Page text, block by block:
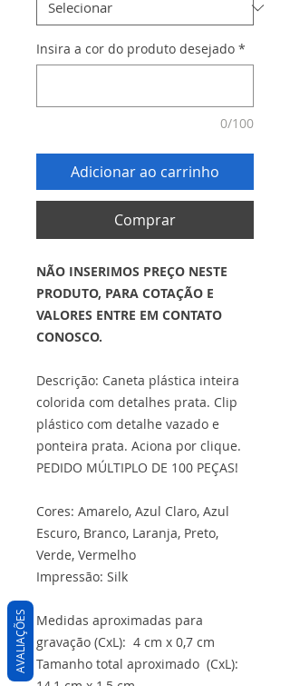
Insira a cor do produto desejado *
0/100
Adicionar ao carrinho
Comprar
NÃO INSERIMOS PREÇO NESTE
PRODUTO, PARA COTAÇÃO E
VALORES ENTRE EM CONTATO
CONOSCO.
Descrição: Caneta plástica inteira
colorida com detalhes prata. Clip
plástico com detalhe vazado e
ponteira prata. Aciona por clique.
PEDIDO MÚLTIPLO DE 100 PEÇAS!
Cores: Amarelo, Azul Claro, Azul
Escuro, Branco, Laranja, Preto,
Verde, Vermelho
Impressão: Silk
Medidas aproximadas para
gravação (CxL): 4 cm x 0,7 cm
Tamanho total aproximado (CxL):
AVALIAÇÕES